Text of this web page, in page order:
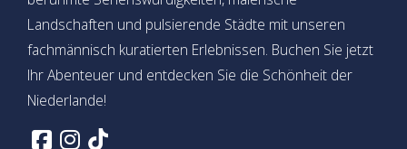
Landschaften und pulsierende Städte mit unseren
fachmännisch kuratierten Erlebnissen. Buchen Sie jetzt
Ihr Abenteuer und entdecken Sie die Schönheit der
Niederlande!